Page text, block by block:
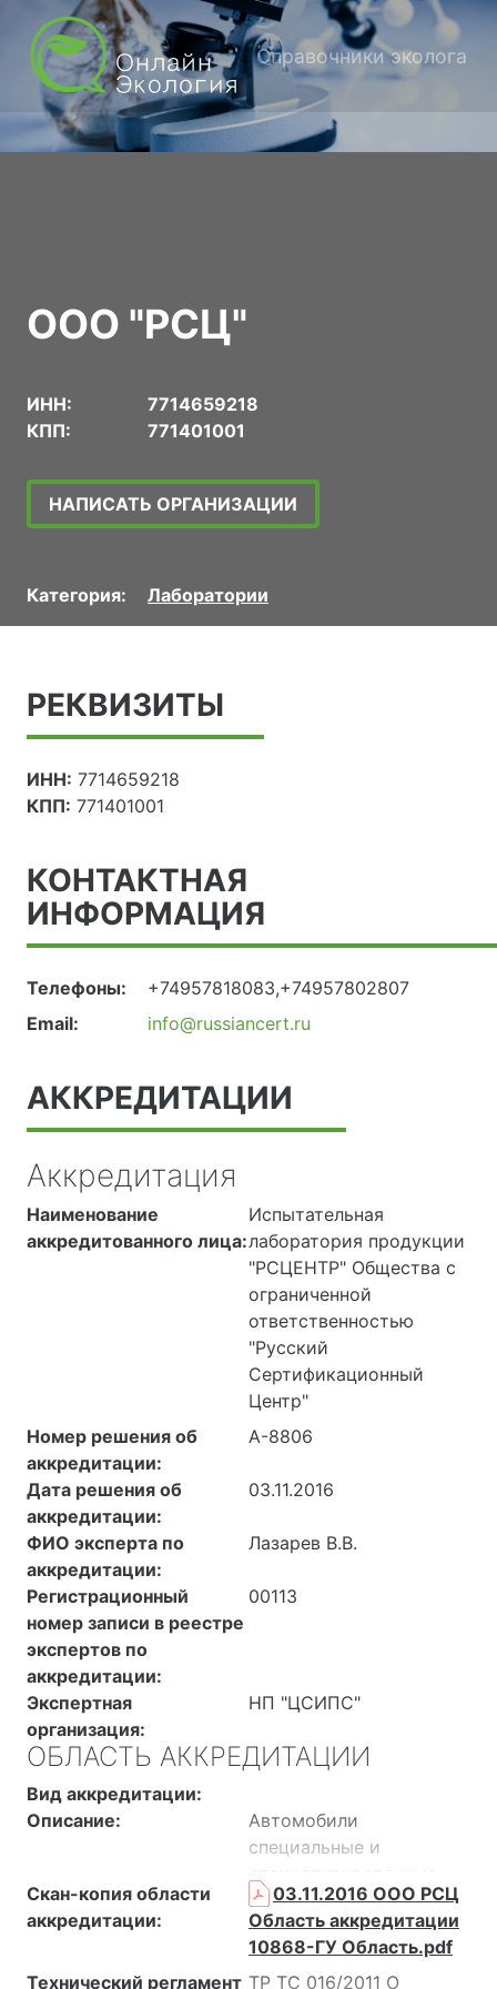
Справочники эколога
ООО "РСЦ"
ИНН:
7714659218
КПП:
771401001
НАПИСАТЬ ОРГАНИЗАЦИИ
Категория: Лаборатории
РЕКВИЗИТЫ
ИНН: 7714659218
КПП: 771401001
КОНТАКТНАЯ
ИНФОРМАЦИЯ
Телефоны:
+74957818083,+74957802807
Email:
info@russiancert.ru
АККРЕДИТАЦИИ
Аккредитация
Наименование
аккредитованного лица:
Испытательная
лаборатория продукции
"РСЦЕНТР" Общества с
ограниченной
ответственностью
"Русский
Сертификационный
Центр"
Номер решения об
аккредитации:
А-8806
Дата решения об
аккредитации:
03.11.2016
ФИО эксперта по
аккредитации:
Лазарев В.В.
Регистрационный
номер записи в реестре
экспертов по
аккредитации:
00113
Экспертная
организация:
НП "ЦСИПС"
ОБЛАСТЬ АККРЕДИТАЦИИ
Вид аккредитации:
Описание:
Автомобили
специальные и
(категории N, NG);
Автопогрузчики;
Вентиляторы
промышленные;
Скан-копия области
аккредитации:
03.11.2016 ООО РСЦ
Область аккредитации
10868-ГУ Область.pdf
Технический регламент ТР ТС 016/2011 О